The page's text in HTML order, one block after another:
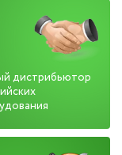
дистрибьютор